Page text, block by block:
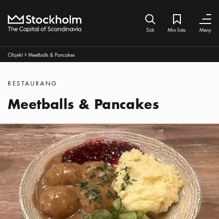
Hem
Sök ikon
Sök
Min lista
Bokmärke
Min lista Meny
Stäng
Brödsmulor:
ObjektPul ikon
Meetballs & Pancakes
Kategorier:
RESTAURANG
Meetballs & Pancakes